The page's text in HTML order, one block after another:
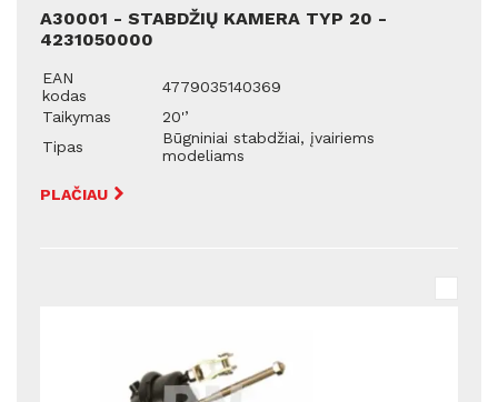
A30001 - STABDŽIŲ KAMERA TYP 20 -
4231050000
EAN
kodas
4779035140369
Taikymas
20'’
Tipas
Būgniniai stabdžiai, įvairiems
modeliams
PLAČIAU